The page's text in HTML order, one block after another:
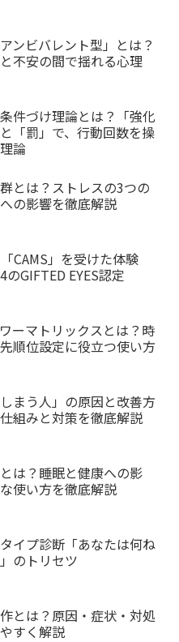
ンビバレント型」とは？
不安の間で揺れる心理
件づけ理論とは？「強化
と「罰」で、行動回数を操
論
とは？ストレスの3つの
の影響を徹底解説
CAMS」を受けた体験
のGIFTED EYES認定
ーマトリックスとは？時
順位設定に役立つ使い方
しまう人」の原因と改善方
組みと対策を徹底解説
は？睡眠と健康への影
使い方を徹底解説
イプ診断「あなたは何ね
のトリセツ
とは？原因・症状・対処
すく解説